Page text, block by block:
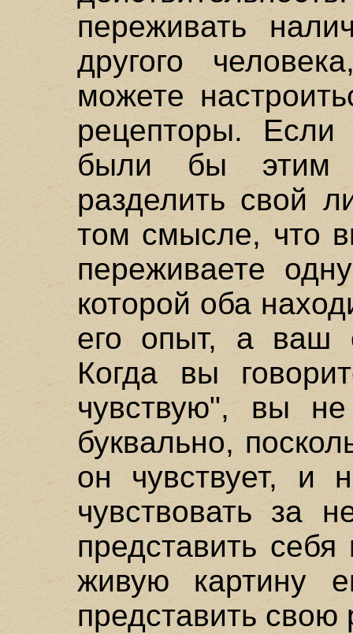
переживать
другого
можете
рецепторы.
были бы этим
разделить свой
том смысле, что
переживаете
которой оба
его опыт, а ваш
Когда вы
чувствую", вы
буквально,
он чувствует, и
чувствовать за
представить
живую картину
представить